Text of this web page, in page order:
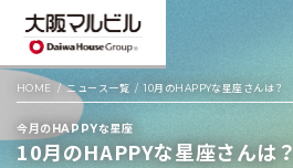
HOME ニュース一覧 10月のHAPPYな星座さんは？
今月のHAPPYな星座
10月のHAPPYな星座さんは？